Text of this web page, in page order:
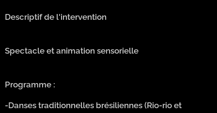
Descriptif de l'intervention
Spectacle et animation sensorielle
Programme :
-Danses traditionnelles brésiliennes (Rio-rio et